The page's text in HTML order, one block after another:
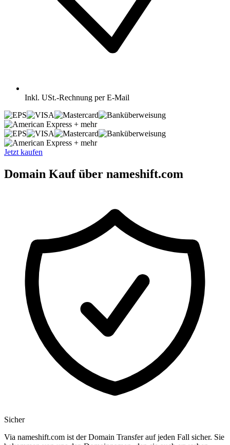
Inkl. USt.-Rechnung per E-Mail
+ mehr
+ mehr
Jetzt kaufen
Domain Kauf über nameshift.com
Sicher
Via nameshift.com ist der Domain Transfer auf jeden Fall sicher. Sie